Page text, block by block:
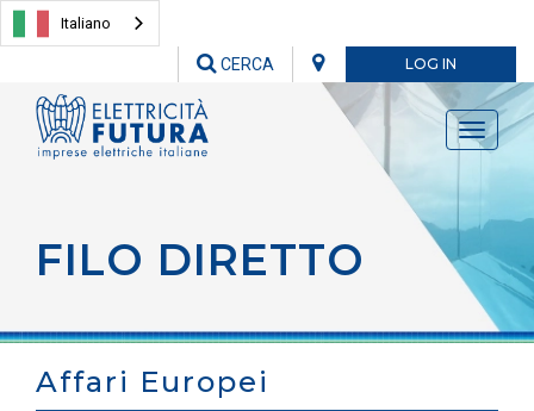
Italiano
LOG IN
CERCA
Toggle
FILO DIRETTO
Affari Europei